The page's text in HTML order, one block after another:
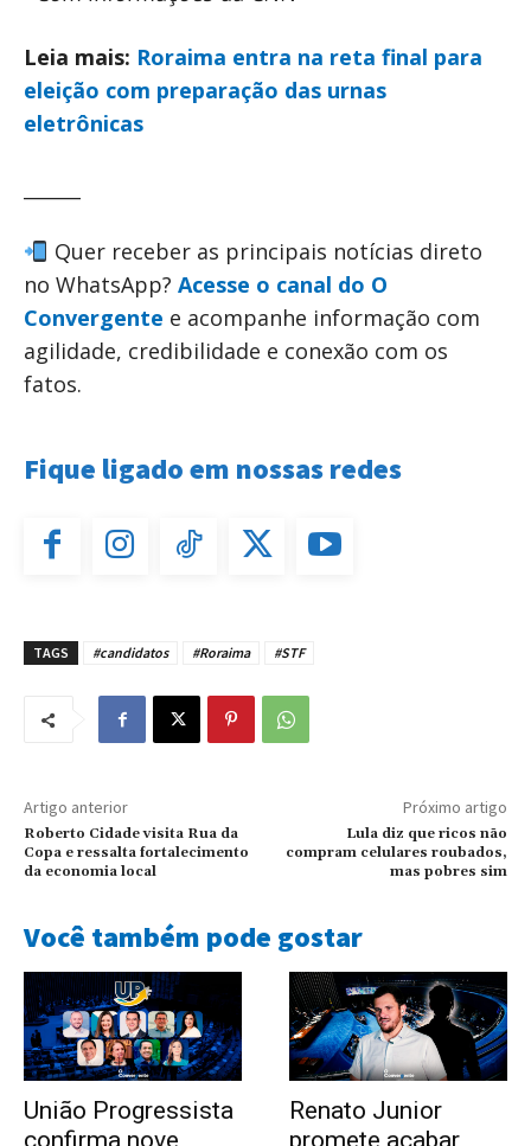
Leia mais: Roraima entra na reta final para
eleição com preparação das urnas
eletrônicas
Quer receber as principais notícias direto
no WhatsApp? Acesse o canal do O
Convergente e acompanhe informação com
agilidade, credibilidade e conexão com os
fatos.
Fique ligado em nossas redes
TAGS #candidatos #Roraima #STF
Artigo anterior
Roberto Cidade visita Rua da
Copa e ressalta fortalecimento
da economia local
Próximo artigo
Lula diz que ricos não
compram celulares roubados,
mas pobres sim
Você também pode gostar
União Progressista
confirma nove
Renato Junior
promete acabar